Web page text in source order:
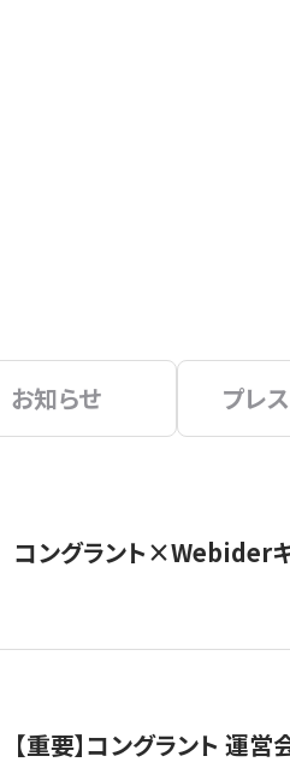
お知らせ プレ
コングラント×Webider
【重要】コングラント 運